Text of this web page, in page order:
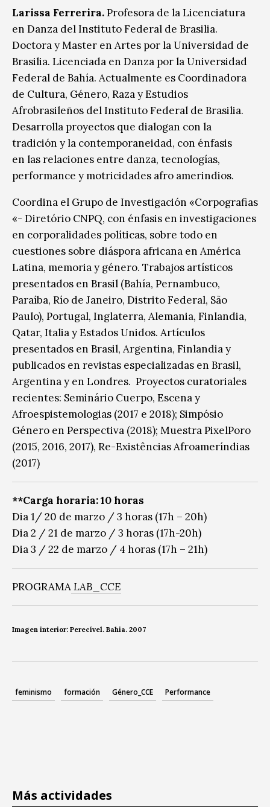
Larissa Ferrerira.Profesora de la Licenciatura
en Danza del Instituto Federal de Brasilia.
Doctora y Master en Artes por la Universidad de
Brasilia. Licenciada en Danza por la Universidad
Federal de Bahía. Actualmente es Coordinadora
de Cultura, Género, Raza y Estudios
Afrobrasileños del Instituto Federal de Brasilia.
Desarrolla proyectos que dialogan con la
tradición y la contemporaneidad, con énfasis
en las relaciones entre danza, tecnologías,
performance y motricidades afro amerindios.
Coordina el Grupo de Investigación «Corpografias
«- Diretório CNPQ, con énfasis en investigaciones
en corporalidades políticas, sobre todo en
cuestiones sobre diáspora africana en América
Latina, memoria y género. Trabajos artísticos
presentados en Brasil (Bahía, Pernambuco,
Paraíba, Río de Janeiro, Distrito Federal, São
Paulo), Portugal, Inglaterra, Alemania, Finlandia,
Qatar, Italia y Estados Unidos. Artículos
presentados en Brasil, Argentina, Finlandia y
publicados en revistas especializadas en Brasil,
Argentina y en Londres. Proyectos curatoriales
recientes: Seminário Cuerpo, Escena y
Afroespistemologias (2017 e 2018); Simpósio
Género en Perspectiva (2018); Muestra PixelPoro
(2015, 2016, 2017), Re-Existências Afroameríndias
(2017)
**Carga horaria: 10 horas
Dia 1/ 20 de marzo / 3 horas (17h – 20h)
Dia 2 / 21 de marzo / 3 horas (17h-20h)
Dia 3 / 22 de marzo / 4 horas (17h – 21h)
PROGRAMALAB_CCE
Imagen interior: Perecível. Bahia. 2007
feminismo formación Género_CCE Performance
Más actividades